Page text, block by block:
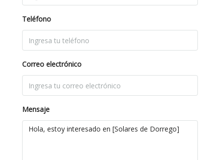
Teléfono
Correo electrónico
Mensaje